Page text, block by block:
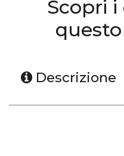
Scopri
Descrizione